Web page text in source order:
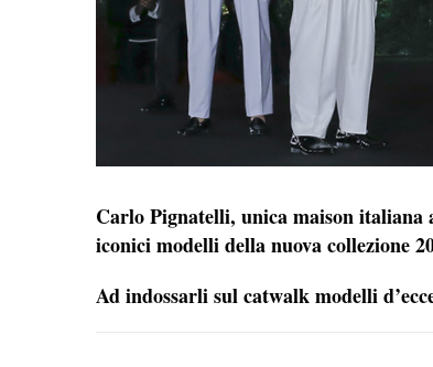
Carlo Pignatelli, unica maison
iconici modelli della nuova collezione
Ad indossarli sul catwalk modelli